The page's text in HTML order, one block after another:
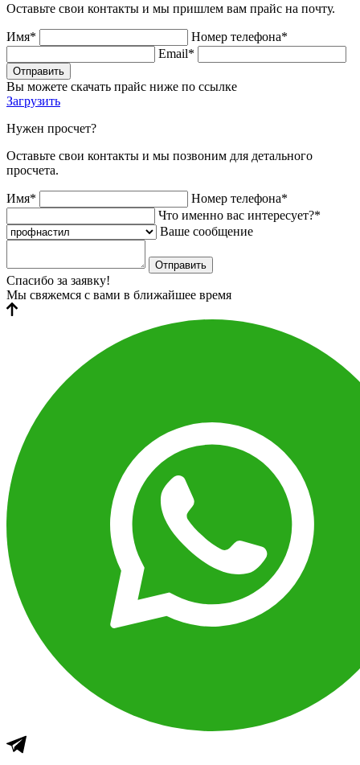
Оставьте свои контакты и мы пришлем вам прайс на почту.
Имя*
Номер телефона*
Email*
Отправить
Вы можете скачать прайс ниже по ссылке
Загрузить
Нужен просчет?
Оставьте свои контакты и мы позвоним для детального
просчета.
Имя*
Номер телефона*
Что именно вас интересует?*
Ваше сообщение
Отправить
Спасибо за заявку!
Мы свяжемся с вами в ближайшее время